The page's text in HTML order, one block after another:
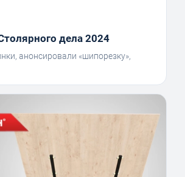
дела 2024
анонсировали «шипорезку»,